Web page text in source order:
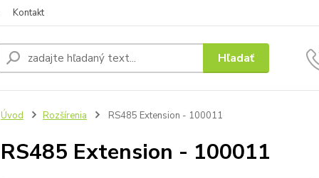
Kontakt
Hľadať
Úvod Rozšírenia RS485 Extension - 100011
RS485 Extension - 100011